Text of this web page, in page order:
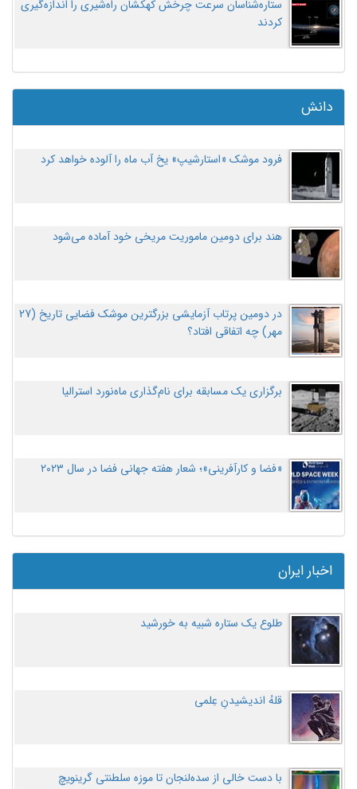
ستاره‌شناسان سرعت چرخش کهکشان راه‌شیری را اندازه‌گیری
کردند
دانش
فرود موشک «استارشیپ» یخ آب ماه را آلوده خواهد کرد
هند برای دومین ماموریت مریخی خود آماده می‌شود
در دومین پرتاب آزمایشی بزرگترین موشک فضایی تاریخ (27
مهر‌) چه اتفاقی افتاد؟
برگزاری یک مسابقه برای نام‌گذاری ماه‌نورد استرالیا
«فضا و کارآفرینی»؛ شعار هفته جهانی فضا در سال ۲۰۲۳
اخبار ایران
طلوع یک ستاره شبیه به خورشید
قلهُ اندیشیدنِ عِلمی
با دست خالی از سده‌لنجان تا موزه سلطنتی گرینویچ